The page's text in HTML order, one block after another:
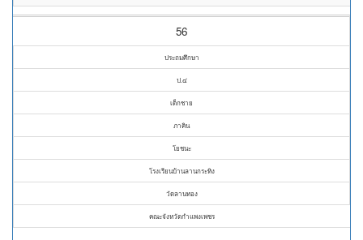
56
ประถมศึกษา
ป.๔
เด็กชาย
ภาคิน
โยชนะ
โรงเรียนบ้านลานกระทิง
วัดลานทอง
คณะจังหวัดกำแพงเพชร